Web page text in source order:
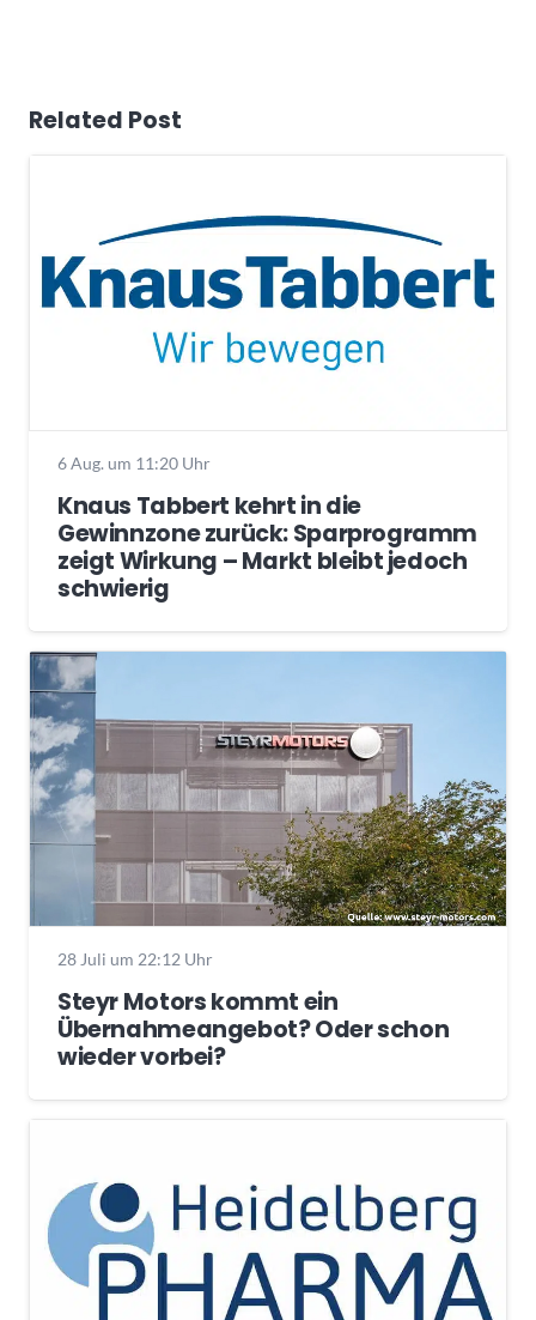
Related Post
6 Aug. um 11:20 Uhr
Knaus Tabbert kehrt in die
Gewinnzone zurück: Sparprogramm
zeigt Wirkung – Markt bleibt jedoch
schwierig
28 Juli um 22:12 Uhr
Steyr Motors kommt ein
Übernahmeangebot? Oder schon
wieder vorbei?